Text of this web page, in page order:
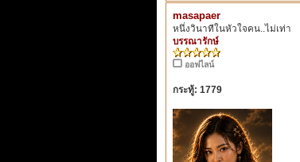
masapaer
หนึ่งวินาทีในหัวใจคน..ไม่เท่า
บรรณารักษ์
ออฟไลน์
กระทู้: 1779